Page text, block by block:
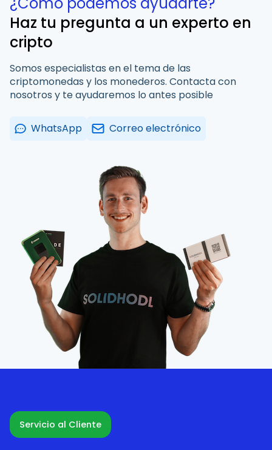
Haz tu pregunta a un experto en
cripto
Somos especialistas en el tema de las
criptomonedas y los monederos. Contacta con
nosotros y te ayudaremos lo antes posible
WhatsApp Correo electrónico
Servicio al Cliente